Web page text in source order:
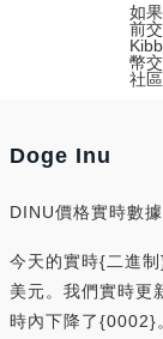
如
前
幣
社
Doge Inu
DINU價格實時數據
今天的實時{二進
美元。我們實時更
時內下降了{0002}